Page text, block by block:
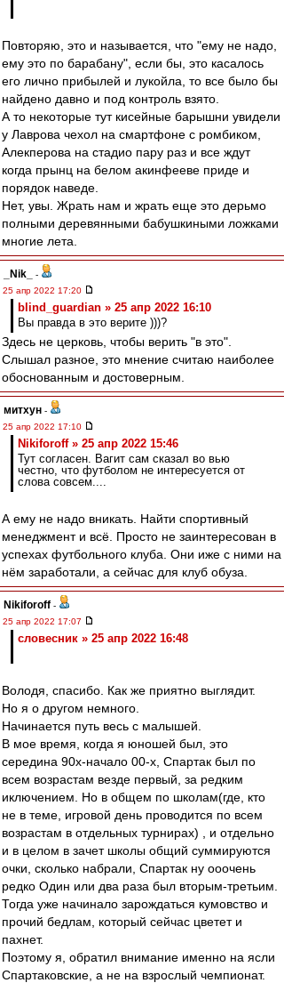
Повторяю, это и называется, что "ему не надо,
ему это по барабану", если бы, это касалось
его лично прибылей и лукойла, то все было бы
найдено давно и под контроль взято.
А то некоторые тут кисейные барышни увидели
у Лаврова чехол на смартфоне с ромбиком,
Алекперова на стадио пару раз и все ждут
когда прынц на белом акинфееве приде и
порядок наведе.
Нет, увы. Жрать нам и жрать еще это дерьмо
полными деревянными бабушкиными ложками
многие лета.
_Nik_
-
25 апр 2022 17:20
blind_guardian » 25 апр 2022 16:10
Вы правда в это верите )))?
Здесь не церковь, чтобы верить "в это".
Слышал разное, это мнение считаю наиболее
обоснованным и достоверным.
митхун -
25 апр 2022 17:10
Nikiforoff » 25 апр 2022 15:46
Тут согласен. Вагит сам сказал во вью
честно, что футболом не интересуется от
слова совсем....
А ему не надо вникать. Найти спортивный
менеджмент и всё. Просто не заинтересован в
успехах футбольного клуба. Они иже с ними на
нём заработали, а сейчас для клуб обуза.
Nikiforoff -
25 апр 2022 17:07
словесник » 25 апр 2022 16:48
Володя, спасибо. Как же приятно выглядит.
Но я о другом немного.
Начинается путь весь с малышей.
В мое время, когда я юношей был, это
середина 90х-начало 00-х, Спартак был по
всем возрастам везде первый, за редким
иключением. Но в общем по школам(где, кто
не в теме, игровой день проводится по всем
возрастам в отдельных турнирах) , и отдельно
и в целом в зачет школы общий суммируются
очки, сколько набрали, Спартак ну ооочень
редко Один или два раза был вторым-третьим.
Тогда уже начинало зарождаться кумовство и
прочий бедлам, который сейчас цветет и
пахнет.
Поэтому я, обратил внимание именно на ясли
Спартаковские, а не на взрослый чемпионат.